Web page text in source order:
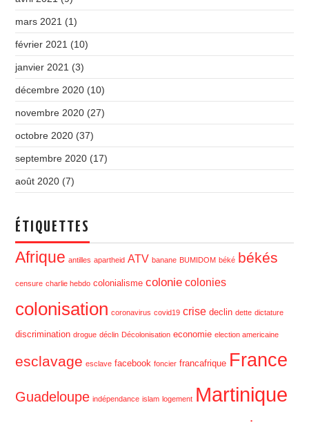
mars 2021 (1)
février 2021 (10)
janvier 2021 (3)
décembre 2020 (10)
novembre 2020 (27)
octobre 2020 (37)
septembre 2020 (17)
août 2020 (7)
ÉTIQUETTES
Afrique antilles apartheid ATV banane BUMIDOM béké békés
censure charlie hebdo colonialisme colonie colonies
colonisation coronavirus covid19 crise declin dette dictature
discrimination drogue déclin Décolonisation economie election americaine
esclavage esclave facebook foncier francafrique France
Guadeloupe indépendance islam logement Martinique